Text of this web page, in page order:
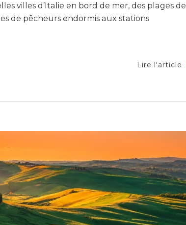
villes d’Italie en bord de mer, des plages de
de pêcheurs endormis aux stations
Lire l'article